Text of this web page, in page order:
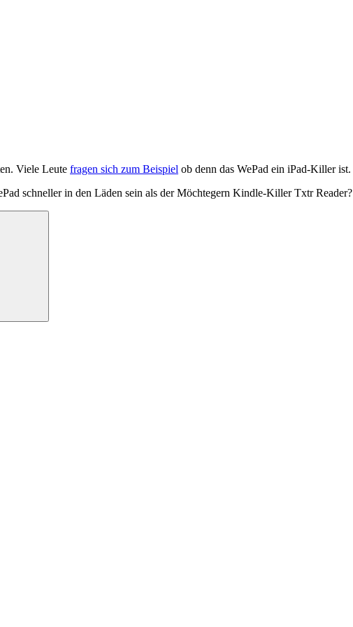
Viele Leute fragen sich zum Beispiel ob denn das WePad ein iPad-Killer ist.
schneller in den Läden sein als der Möchtegern Kindle-Killer Txtr Reader?